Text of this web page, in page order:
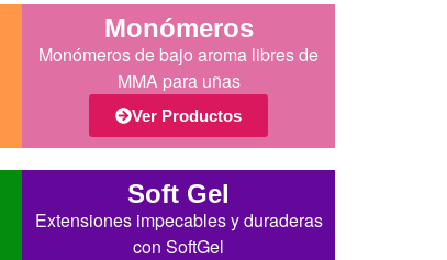
Monómeros
Monómeros de bajo aroma libres de
MMA para uñas
Ver Productos
Soft Gel
Extensiones impecables y duraderas
con SoftGel